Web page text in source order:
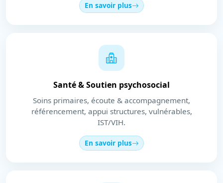
En savoir plus
Santé & Soutien psychosocial
Soins primaires, écoute & accompagnement,
référencement, appui structures, vulnérables,
IST/VIH.
En savoir plus